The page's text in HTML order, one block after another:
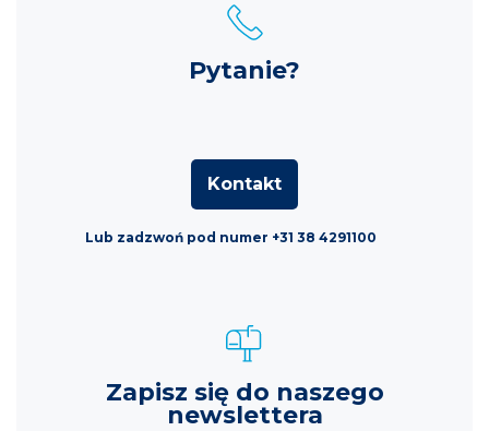
Pytanie?
Kontakt
Lub zadzwoń pod numer +31 38 4291100
Zapisz się do naszego
newslettera